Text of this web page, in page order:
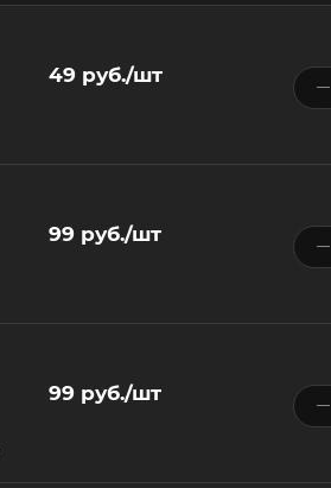
49 руб./шт
99 руб./шт
99 руб./шт